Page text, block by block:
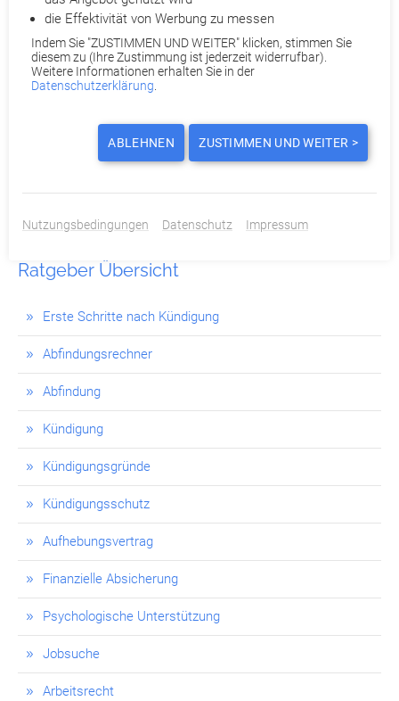
Ratgeber Übersicht
Erste Schritte nach Kündigung
Abfindungsrechner
Abfindung
Kündigung
Kündigungsgründe
Kündigungsschutz
Aufhebungsvertrag
Finanzielle Absicherung
Psychologische Unterstützung
Jobsuche
Arbeitsrecht
üppig oder gering ausfällt, hängt von mehreren Faktoren
ab. Welche das sind und wie Sie eine Abfindung
berechnen können,...
die Effektivität von Werbung zu messen
Indem Sie "ZUSTIMMEN UND WEITER" klicken, stimmen Sie
diesem zu (Ihre Zustimmung ist jederzeit widerrufbar).
Weitere Informationen erhalten Sie in der
Datenschutzerklärung
ABLEHNEN ZUSTIMMEN UND WEITER >
Nutzungsbedingungen Datenschutz Impressum